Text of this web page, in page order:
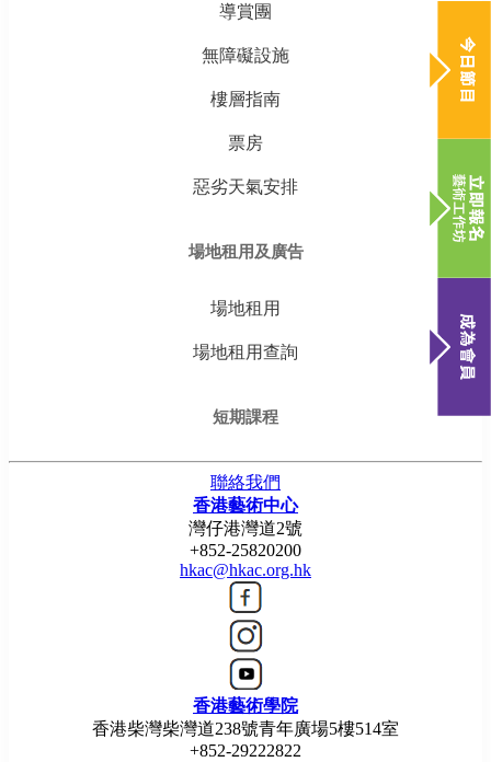
導賞團
無障礙設施
樓層指南
票房
惡劣天氣安排
場地租用及廣告
場地租用
場地租用查詢
短期課程
聯絡我們
香港藝術中心
灣仔港灣道2號
+852-25820200
hkac@hkac.org.hk
香港藝術學院
香港柴灣柴灣道238號青年廣場5樓514室
+852-29222822